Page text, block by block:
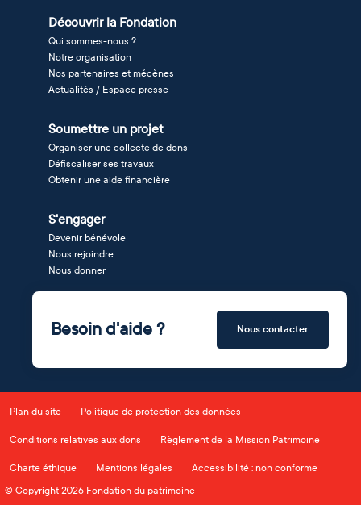
Découvrir la Fondation
Qui sommes-nous ?
Notre organisation
Nos partenaires et mécènes
Actualités / Espace presse
Soumettre un projet
Organiser une collecte de dons
Défiscaliser ses travaux
Obtenir une aide financière
S'engager
Devenir bénévole
Nous rejoindre
Nous donner
Besoin d'aide ? Nous contacter
Plan du site Politique de protection des données
Conditions relatives aux dons Règlement de la Mission Patrimoine
Charte éthique Mentions légales
Accessibilité : non conforme
© Copyright 2026 Fondation du patrimoine